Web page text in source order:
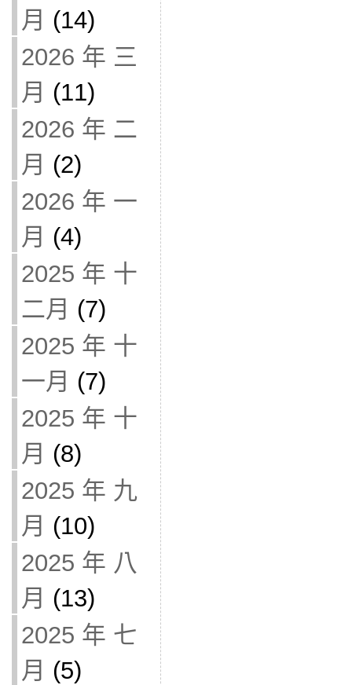
月 (14)
2026 年 三
月 (11)
2026 年 二
月 (2)
2026 年 一
月 (4)
2025 年 十
二月 (7)
2025 年 十
一月 (7)
2025 年 十
月 (8)
2025 年 九
月 (10)
2025 年 八
月 (13)
2025 年 七
月 (5)